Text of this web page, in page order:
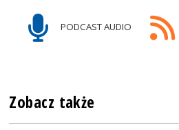
PODCAST AUDIO
Zobacz także